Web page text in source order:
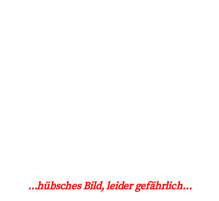
…hübsches Bild, leider gefährlich…